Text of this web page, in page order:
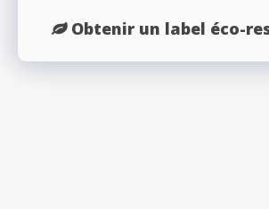
Obtenir un label éco-